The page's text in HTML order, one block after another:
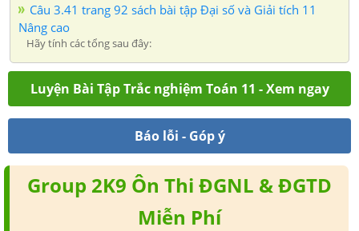
Câu 3.41 trang 92 sách bài tập Đại số và Giải tích 11
Nâng cao
Hãy tính các tổng sau đây:
Luyện Bài Tập Trắc nghiệm Toán 11 - Xem ngay
Báo lỗi - Góp ý
Group 2K9 Ôn Thi ĐGNL & ĐGTD
Miễn Phí